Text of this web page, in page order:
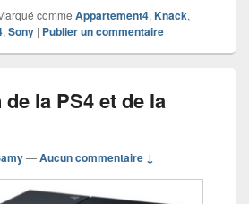
comme Appartement4, Knack,
, Sony | Publier un commentaire
la PS4 et de la
—Aucun commentaire ↓